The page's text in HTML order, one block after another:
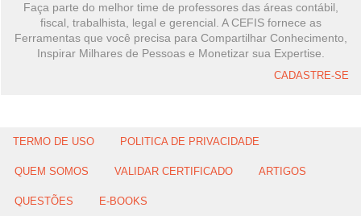
Faça parte do melhor time de professores das áreas contábil,
fiscal, trabalhista, legal e gerencial. A CEFIS fornece as
Ferramentas que você precisa para Compartilhar Conhecimento,
Inspirar Milhares de Pessoas e Monetizar sua Expertise.
CADASTRE-SE
TERMO DE USO POLITICA DE PRIVACIDADE
QUEM SOMOS VALIDAR CERTIFICADO ARTIGOS
QUESTÕES E-BOOKS